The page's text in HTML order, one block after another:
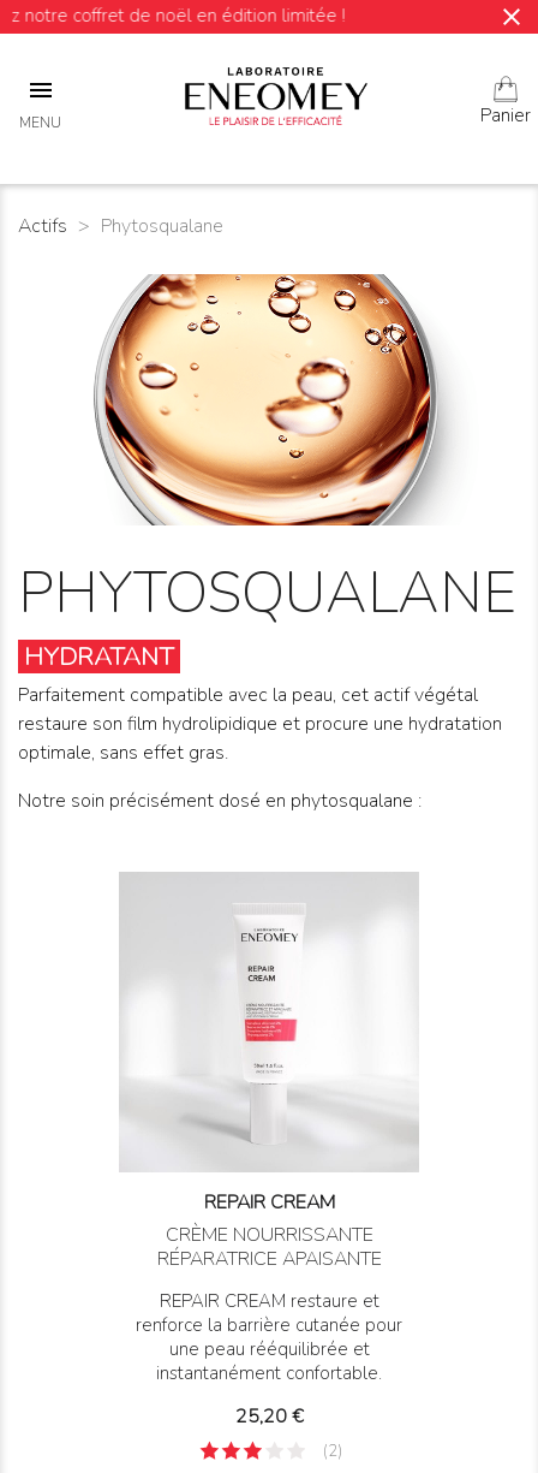
notre coffret de noël en édition limitée ! close

MENU Panier
Actifs Phytosqualane
PHYTOSQUALANE
HYDRATANT
Parfaitement compatible avec la peau, cet actif végétal
restaure son film hydrolipidique et procure une hydratation
optimale, sans effet gras.
Notre soin précisément dosé en phytosqualane :
REPAIR CREAM
CRÈME NOURRISSANTE
RÉPARATRICE APAISANTE
REPAIR CREAM restaure et
renforce la barrière cutanée pour
une peau rééquilibrée et
instantanément confortable.
Prix
25,20 €
(2)